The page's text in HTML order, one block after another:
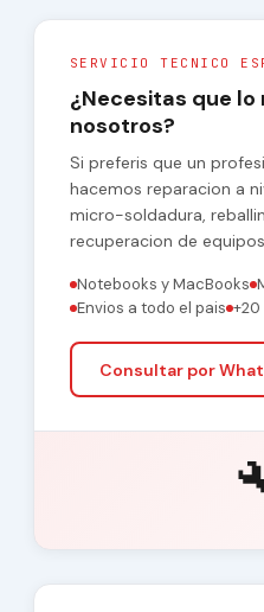
SERVICIO TECNICO
¿Necesitas que lo
nosotros?
Si preferis que un
hacemos reparacion a
micro-soldadura,
recuperacion de
Notebooks y MacBooks
Envios a todo el pais
Consultar por